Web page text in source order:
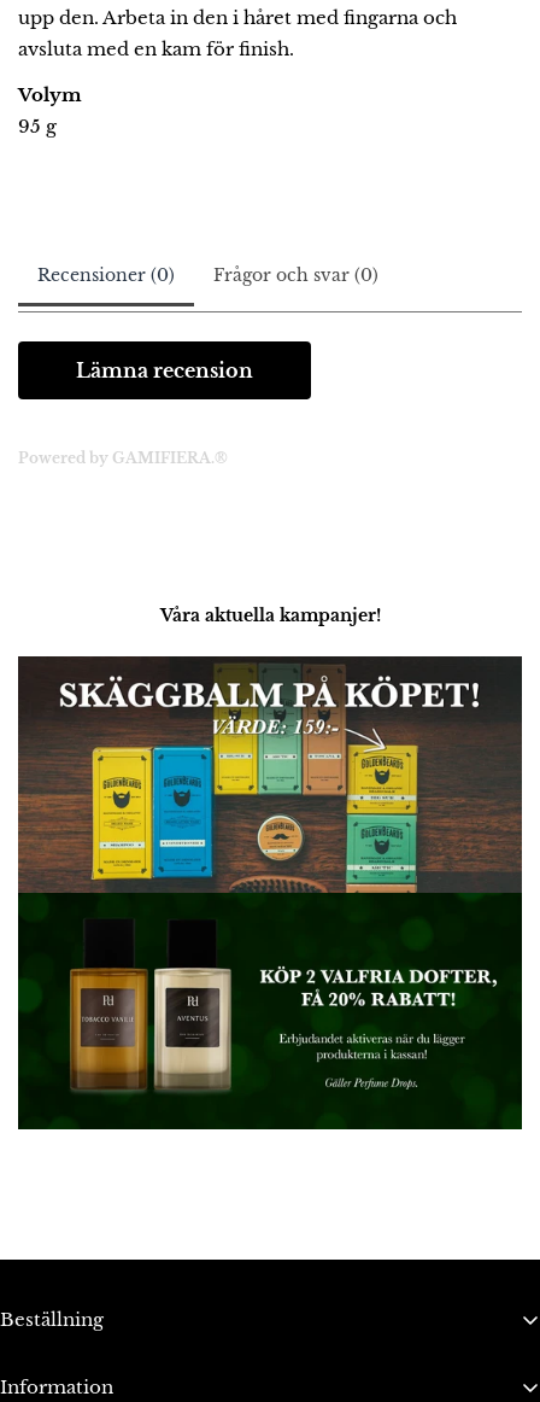
upp den. Arbeta in den i håret med fingarna och
avsluta med en kam för finish.
Volym
95 g
Recensioner (0) Frågor och svar (0)
Lämna recension
Powered by GAMIFIERA.®
Våra aktuella kampanjer!
Beställning
Information